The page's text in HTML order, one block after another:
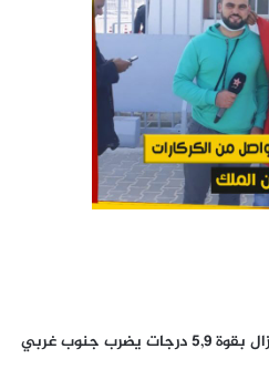
الفلبين.. زلزال بقوة 5,9 درجات يضرب جنوب غربي